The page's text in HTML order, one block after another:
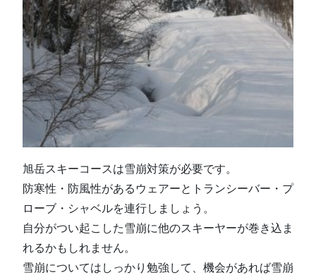
旭岳スキーコースは雪崩対策が必要です。
防寒性・防風性があるウェアーとトランシーバー・プ
ローブ・シャベルを連行しましょう。
自分がつい起こした雪崩に他のスキーヤーが巻き込ま
れるかもしれません。
雪崩についてはしっかり勉強して、機会があれば雪崩